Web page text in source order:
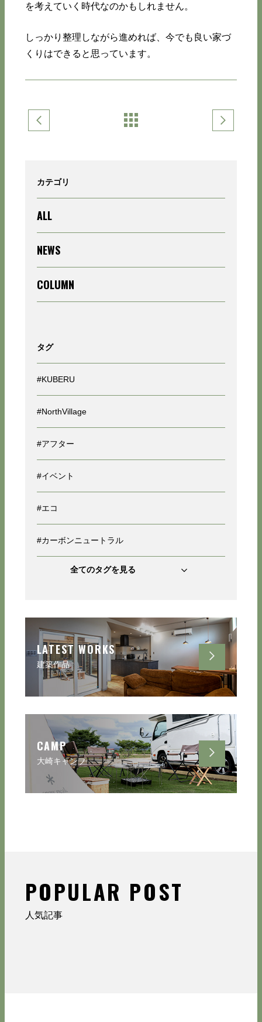
カテゴリ
ALL
NEWS
COLUMN
タグ
#KUBERU
#NorthVillage
#アフター
#イベント
#エコ
#カーボンニュートラル
全てのタグを見る
LATEST WORKS
建築作品
CAMP
大崎キャンプ
を考えていく時代なのかもしれません。
しっかり整理しながら進めれば、今でも良い家づ
くりはできると思っています。
POPULAR POST
人気記事